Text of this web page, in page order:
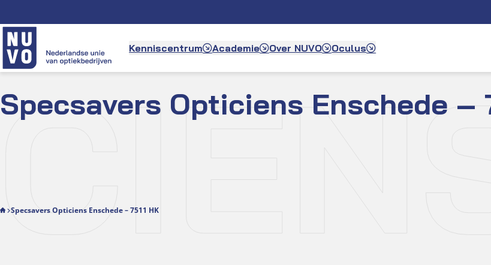
naar
de
inhoud
Kenniscentrum Academie Over NUVO Oculus
Specsavers Opticiens Enschede –
Specsavers Opticiens Enschede – 7511 HK